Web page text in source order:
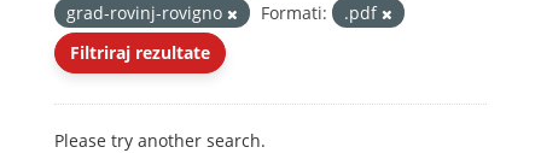
grad-rovinj-rovigno
Formati:
.pdf
Filtriraj rezultate
Please try another search.